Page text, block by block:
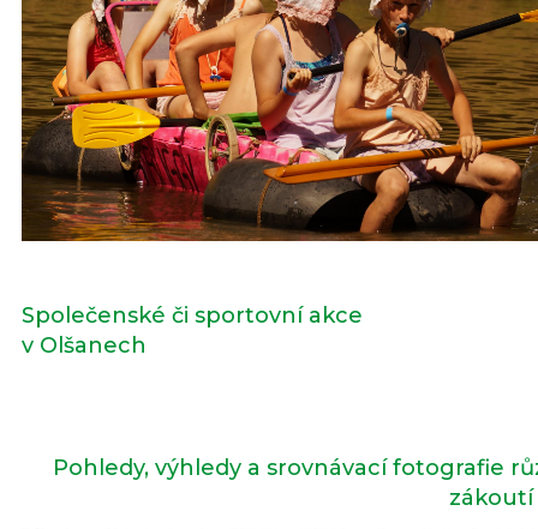
Společenské či sportovní akce
v Olšanech
Pohledy, výhledy a srovnávací fotografie
zákoutí